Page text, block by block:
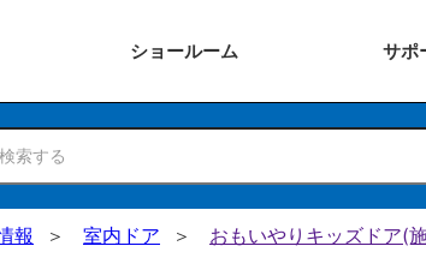
ショールーム サポ
報 室内ドア おもいやりキッズドア(